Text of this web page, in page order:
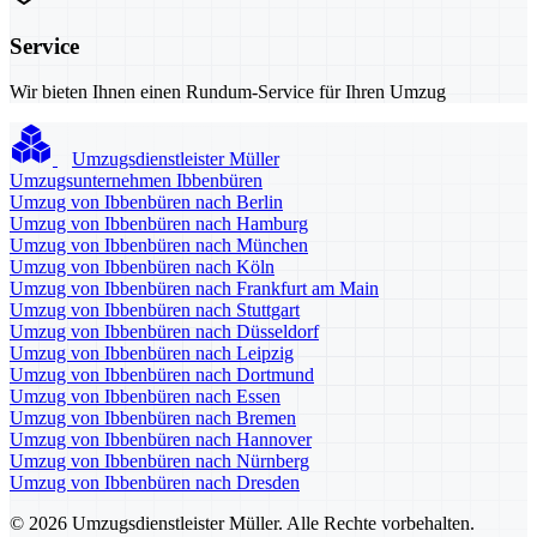
Service
Wir bieten Ihnen einen Rundum-Service für Ihren Umzug
Umzugsdienstleister Müller
Umzugsunternehmen Ibbenbüren
Umzug von Ibbenbüren nach Berlin
Umzug von Ibbenbüren nach Hamburg
Umzug von Ibbenbüren nach München
Umzug von Ibbenbüren nach Köln
Umzug von Ibbenbüren nach Frankfurt am Main
Umzug von Ibbenbüren nach Stuttgart
Umzug von Ibbenbüren nach Düsseldorf
Umzug von Ibbenbüren nach Leipzig
Umzug von Ibbenbüren nach Dortmund
Umzug von Ibbenbüren nach Essen
Umzug von Ibbenbüren nach Bremen
Umzug von Ibbenbüren nach Hannover
Umzug von Ibbenbüren nach Nürnberg
Umzug von Ibbenbüren nach Dresden
© 2026 Umzugsdienstleister Müller. Alle Rechte vorbehalten.